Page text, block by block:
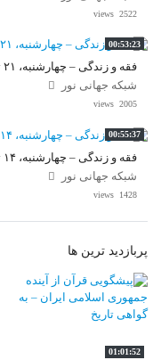
2522 views
00:53:23
فقه و زندگی – چهارشنبه، ۲۱ تیر ۱۴۰۲
شبکه جهانی نور
2005 views
00:55:37
فقه و زندگی – چهارشنبه، ۱۴ تیر ۱۴۰۲
شبکه جهانی نور
1428 views
پربازدید ترین ها
01:01:52